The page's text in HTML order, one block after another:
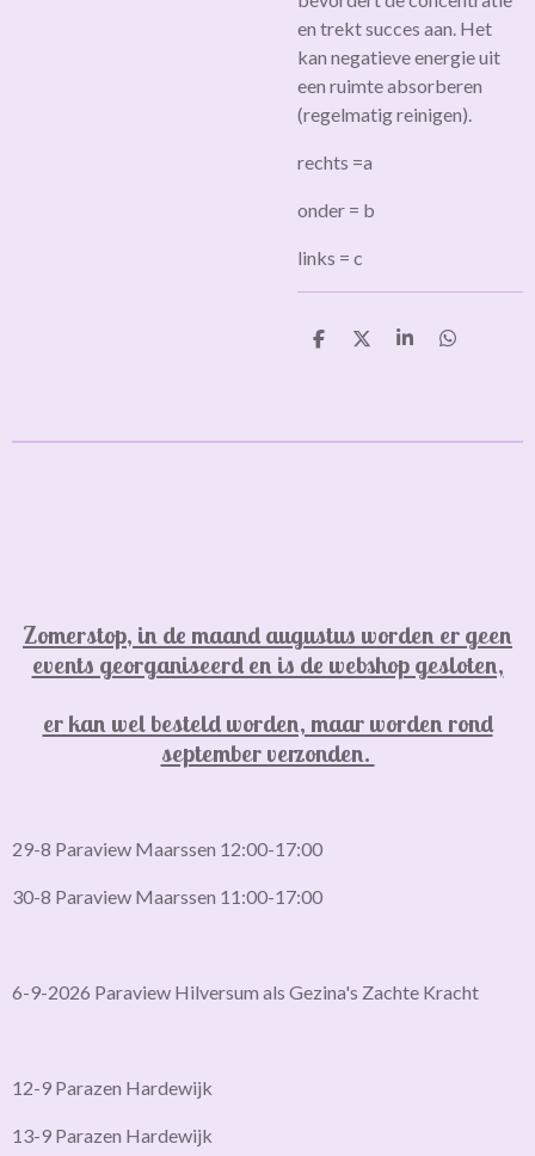
en trekt succes aan. Het
kan negatieve energie uit
een ruimte absorberen
(regelmatig reinigen).
rechts =a
onder = b
links = c
D
D
S
D
Zomerstop, in de maand augustus worden er geen
events georganiseerd en is de webshop gesloten,
er kan wel besteld worden, maar worden rond
september verzonden.
29-8 Paraview Maarssen 12:00-17:00
30-8 Paraview Maarssen 11:00-17:00
6-9-2026 Paraview Hilversum als Gezina's Zachte Kracht
12-9 Parazen Hardewijk
13-9 Parazen Hardewijk